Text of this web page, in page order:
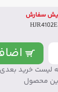
سفارش
لیست خرید بعدی
محصول